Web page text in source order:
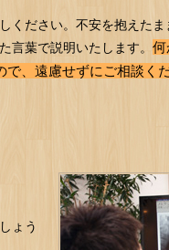
ください。不安を抱えた
言葉で説明いたします。 何
、遠慮せずにご相談くだ
ょう